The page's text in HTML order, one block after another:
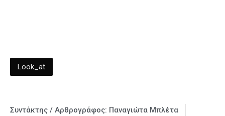
Look_at
Συντάκτης / Αρθρογράφος: Παναγιώτα Μπλέτα